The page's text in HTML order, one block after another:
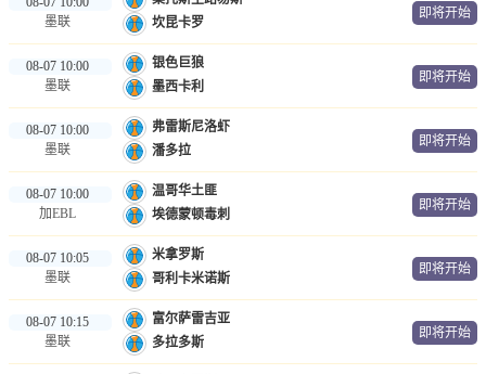
墨联
坎昆卡罗
即将开始
08-07 10:00
墨联
银色巨狼
墨西卡利
即将开始
08-07 10:00
墨联
弗雷斯尼洛虾
潘多拉
即将开始
08-07 10:00
加EBL
温哥华土匪
埃德蒙顿毒刺
即将开始
08-07 10:05
墨联
米拿罗斯
哥利卡米诺斯
即将开始
08-07 10:15
墨联
富尔萨雷吉亚
多拉多斯
即将开始